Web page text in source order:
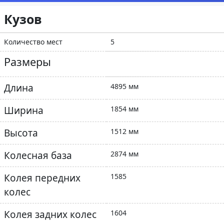
Кузов
Количество мест 5
Размеры
Длина 4895 мм
Ширина 1854 мм
Высота 1512 мм
Колесная база 2874 мм
Колея передних
колес
1585
Колея задних колес 1604